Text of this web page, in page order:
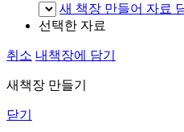
새 책장 만들어 자료
선택한 자료
취소 내책장에 담기
새책장 만들기
닫기